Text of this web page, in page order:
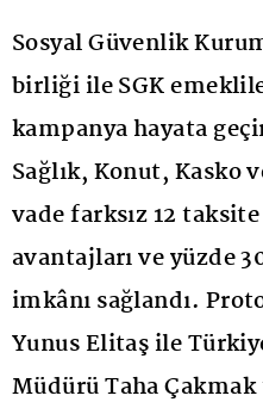
Sosyal Güvenlik
birliği ile SGK
kampanya hayata
Sağlık, Konut, Kasko
vade farksız 12
avantajları ve yüzde
imkânı sağlandı.
Yunus Elitaş ile
Müdürü Taha